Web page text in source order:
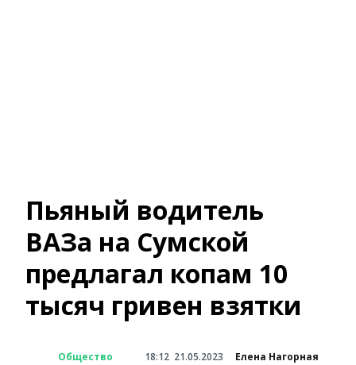
Пьяный водитель
ВАЗа на Сумской
предлагал копам 10
тысяч гривен взятки
Общество 18:12 21.05.2023 Елена Нагорная